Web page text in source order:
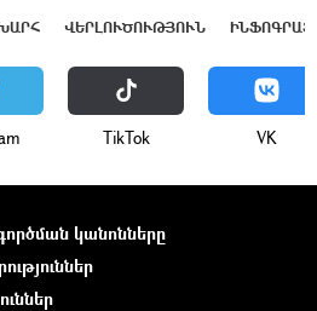
ՎԵՐԼՈՒԾՈՒԹՅՈՒՆ
ТikТоk VK
կանոնները